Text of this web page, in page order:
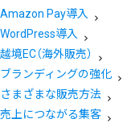
Amazon Pay導入
WordPress導入
越境EC（海外販売）
ブランディングの強化
さまざまな販売方法
売上につながる集客